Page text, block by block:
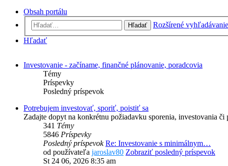
Obsah portálu
Hľadať
Rozšírené vyhľadávanie
Hľadať
Investovanie - začíname, finančné plánovanie, poradcovia
Témy
Príspevky
Posledný príspevok
Potrebujem investovať, sporiť, poistiť sa
Zadajte dopyt na konkrétnu požiadavku sporenia, investovania
341 Témy
5846 Príspevky
Posledný príspevok Re: Investovanie s minimálnym…
od používateľa jaroslav80 Zobraziť posledný príspevok
St 24 06, 2026 8:35 am